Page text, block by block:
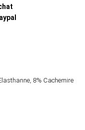
8% Cachemire